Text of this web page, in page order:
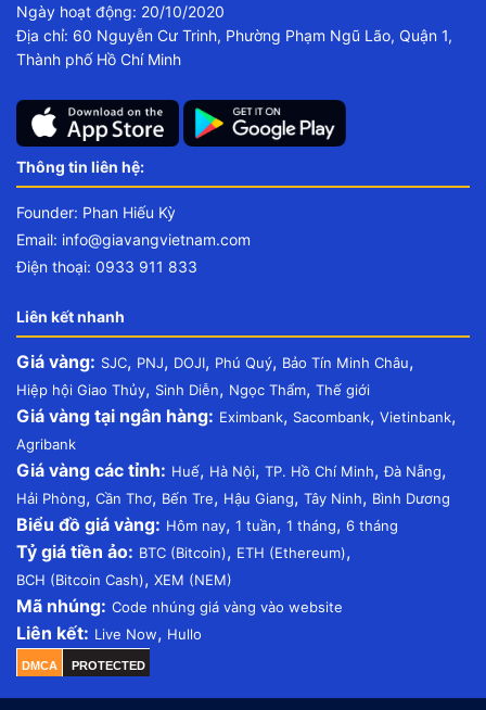
Ngày hoạt động: 20/10/2020
Địa chỉ: 60 Nguyễn Cư Trinh, Phường Phạm Ngũ Lão, Quận 1,
Thành phố Hồ Chí Minh
Thông tin liên hệ:
Founder: Phan Hiếu Kỳ
Email: info@giavangvietnam.com
Điện thoại: 0933 911 833
Liên kết nhanh
Giá vàng: SJC, PNJ, DOJI, Phú Quý, Bảo Tín Minh Châu,
Hiệp hội Giao Thủy, Sinh Diễn, Ngọc Thẩm, Thế giới
Giá vàng tại ngân hàng: Eximbank, Sacombank, Vietinbank,
Agribank
Giá vàng các tỉnh: Huế, Hà Nội, TP. Hồ Chí Minh,Đà Nẵng,
Hải Phòng, Cần Thơ, Bến Tre, Hậu Giang, Tây Ninh, Bình Dương
Biểu đồ giá vàng: Hôm nay, 1 tuần, 1 tháng, 6 tháng
Tỷ giá tiền ảo: BTC (Bitcoin), ETH (Ethereum),
BCH (Bitcoin Cash), XEM (NEM)
Mã nhúng: Code nhúng giá vàng vào website
Liên kết: Live Now, Hullo
DMCA PROTECTED